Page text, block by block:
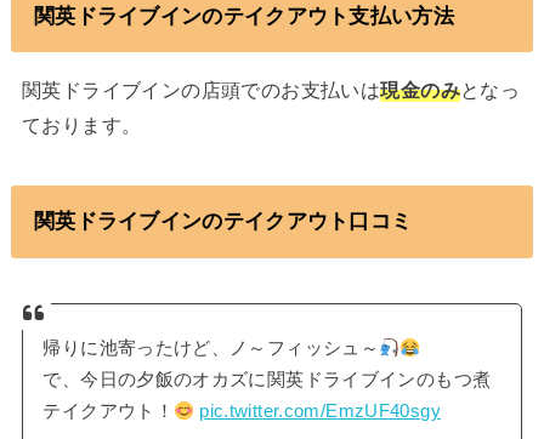
関英ドライブインのテイクアウト支払い方法
関英ドライブインの店頭でのお支払いは現金のみとなっ
ております。
関英ドライブインのテイクアウト口コミ
帰りに池寄ったけど、ノ～フィッシュ～
で、今日の夕飯のオカズに関英ドライブインのもつ煮
テイクアウト！
pic.twitter.com/EmzUF40sgy